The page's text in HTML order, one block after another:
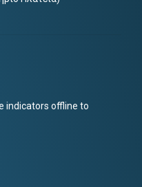
indicators offline to